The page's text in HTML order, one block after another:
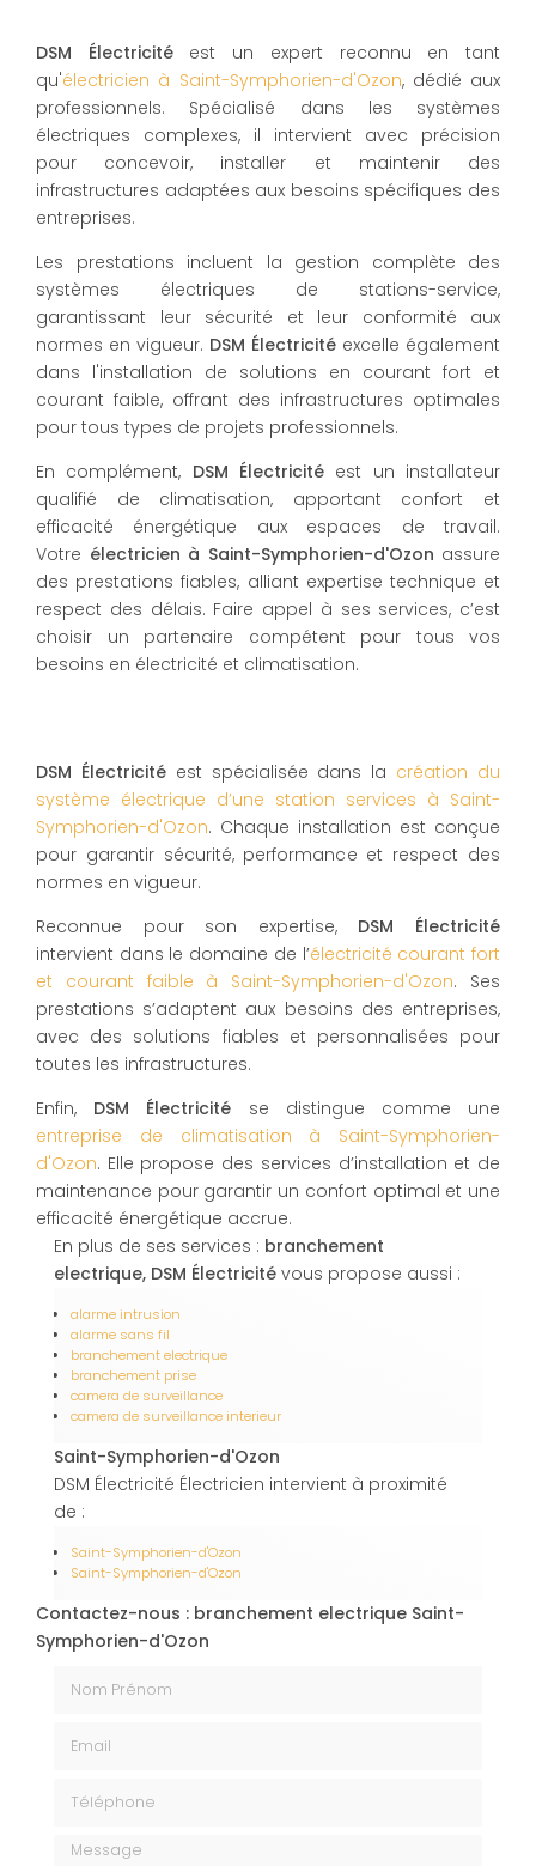
DSM Électricitéest un expert reconnu en tant
qu'électricien à Saint-Symphorien-d'Ozon, dédié aux
professionnels. Spécialisé dans les systèmes
électriques complexes, il intervient avec précision
pour concevoir, installer et maintenir des
infrastructures adaptées aux besoins spécifiques des
entreprises.
Les prestations incluent la gestion complète des
systèmes électriques de stations-service,
garantissant leur sécurité et leur conformité aux
normes en vigueur. DSM Électricité excelle également
dans l'installation de solutions en courant fort et
courant faible, offrant des infrastructures optimales
pour tous types de projets professionnels.
En complément, DSM Électricité est un installateur
qualifié de climatisation, apportant confort et
efficacité énergétique aux espaces de travail.
Votre électricien à Saint-Symphorien-d'Ozon assure
des prestations fiables, alliant expertise technique et
respect des délais. Faire appel à ses services, c’est
choisir un partenaire compétent pour tous vos
besoins en électricité et climatisation.
DSM Électricitéest spécialisée dans la création du
système électrique d’une station services à Saint-
Symphorien-d'Ozon. Chaque installation est conçue
pour garantir sécurité, performance et respect des
normes en vigueur.
Reconnue pour son expertise, DSM Électricité
intervient dans le domaine de l’électricité courant fort
et courant faible à Saint-Symphorien-d'Ozon. Ses
prestations s’adaptent aux besoins des entreprises,
avec des solutions fiables et personnalisées pour
toutes les infrastructures.
Enfin, DSM Électricité se distingue comme une
entreprise de climatisation à Saint-Symphorien-
d'Ozon. Elle propose des services d’installation et de
maintenance pour garantir un confort optimal et une
efficacité énergétique accrue.
En plus de ses services : branchement
electrique, DSM Électricité vous propose aussi :
alarme intrusion
alarme sans fil
branchement electrique
branchement prise
camera de surveillance
camera de surveillance interieur
Saint-Symphorien-d'Ozon
DSM Électricité Électricien intervient à proximité
de :
Saint-Symphorien-d'Ozon
Saint-Symphorien-d'Ozon
Contactez-nous : branchement electrique Saint-
Symphorien-d'Ozon
Nom Prénom
Téléphone
Message